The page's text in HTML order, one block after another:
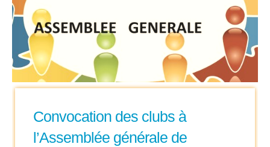
Convocation des clubs à
l’Assemblée générale de